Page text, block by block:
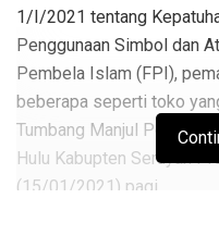
1/I/2021 tentang
Penggunaan Simbol dan
Pembela Islam (FPI),
beberapa seperti toko
Tumbang Manjul Polsek
Hulu Kabupten Seruyan
(15/01/2021) pagi.